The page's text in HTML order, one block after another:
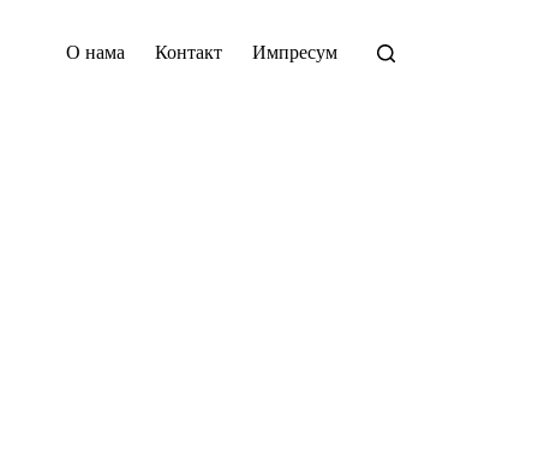
О нама Контакт
Импресум